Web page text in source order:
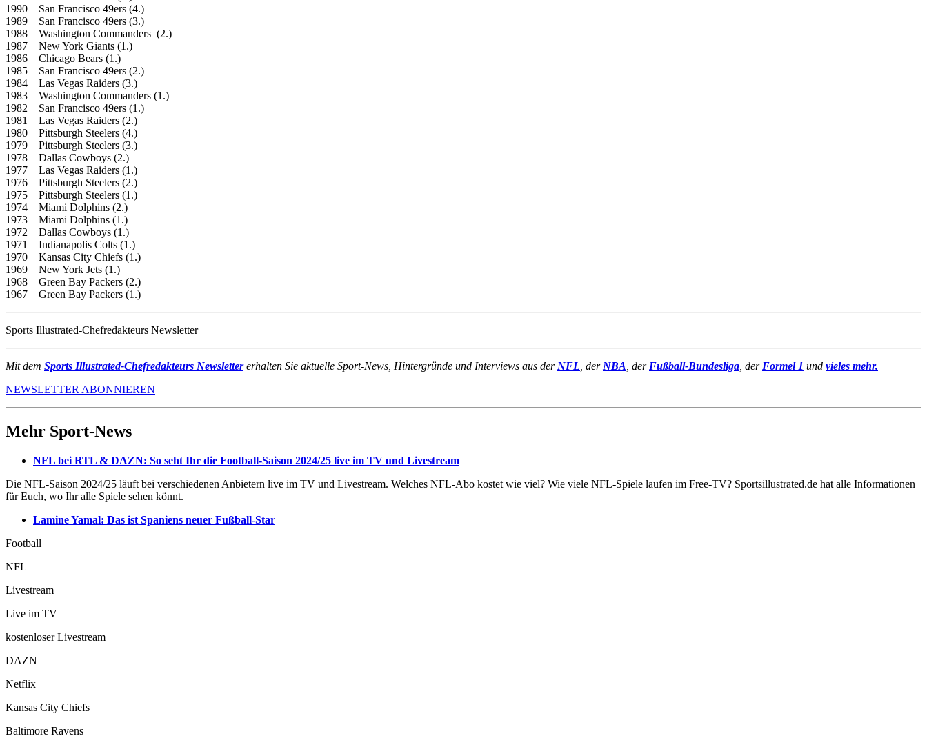
1990 San Francisco 49ers (4.)
1989 San Francisco 49ers (3.)
1988 Washington Commanders (2.)
1987 New York Giants (1.)
1986 Chicago Bears (1.)
1985 San Francisco 49ers (2.)
1984 Las Vegas Raiders (3.)
1983 Washington Commanders (1.)
1982 San Francisco 49ers (1.)
1981 Las Vegas Raiders (2.)
1980 Pittsburgh Steelers (4.)
1979 Pittsburgh Steelers (3.)
1978 Dallas Cowboys (2.)
1977 Las Vegas Raiders (1.)
1976 Pittsburgh Steelers (2.)
1975 Pittsburgh Steelers (1.)
1974 Miami Dolphins (2.)
1973 Miami Dolphins (1.)
1972 Dallas Cowboys (1.)
1971 Indianapolis Colts (1.)
1970 Kansas City Chiefs (1.)
1969 New York Jets (1.)
1968 Green Bay Packers (2.)
1967 Green Bay Packers (1.)
Sports Illustrated-Chefredakteurs Newsletter
Mit dem Sports Illustrated-Chefredakteurs Newslettererhalten Sie aktuelle Sport-News, Hintergründe und Interviews aus der NFL , der NBA , der Fußball-Bundesliga , der Formel 1 und vieles mehr.
NEWSLETTER ABONNIEREN
Mehr Sport-News
NFL bei RTL & DAZN: So seht Ihr die Football-Saison 2024/25 live im TV und Livestream
Die NFL-Saison 2024/25 läuft bei verschiedenen Anbietern live im TV und Livestream. Welches NFL-Abo kostet wie viel? Wie viele NFL-Spiele laufen im Free-TV? Sportsillustrated.de hat alle Informationen
für Euch, wo Ihr alle Spiele sehen könnt.
Lamine Yamal: Das ist Spaniens neuer Fußball-Star
Football
NFL
Livestream
Live im TV
kostenloser Livestream
DAZN
Netflix
Kansas City Chiefs
Baltimore Ravens